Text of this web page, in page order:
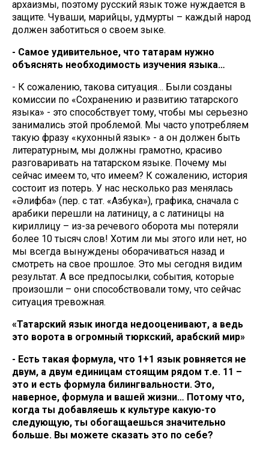
архаизмы, поэтому русский язык тоже нуждается в
защите. Чуваши, марийцы, удмурты – каждый народ
должен заботиться о своем зыке.
- Самое удивительное, что татарам нужно
объяснять необходимость изучения языка…
- К сожалению, такова ситуация… Были созданы
комиссии по «Сохранению и развитию татарского
языка» - это способствует тому, чтобы мы серьезно
занимались этой проблемой. Мы часто употребляем
такую фразу «кухонный язык» - а он должен быть
литературным, мы должны грамотно, красиво
разговаривать на татарском языке. Почему мы
сейчас имеем то, что имеем? К сожалению, история
состоит из потерь. У нас несколько раз менялась
«Әлифба» (пер. с тат. «Азбука»), графика, сначала с
арабики перешли на латиницу, а с латиницы на
кириллицу – из-за речевого оборота мы потеряли
более 10 тысяч слов! Хотим ли мы этого или нет, но
мы всегда вынуждены оборачиваться назад и
смотреть на свое прошлое. Это мы сегодня видим
результат. А все предпосылки, события, которые
произошли – они способствовали тому, что сейчас
ситуация тревожная.
«Татарский язык иногда недооценивают, а ведь
это ворота в огромный тюркский, арабский мир»
- Есть такая формула, что 1+1 язык ровняется не
двум, а двум единицам стоящим рядом т.е. 11 –
это и есть формула билингвальности. Это,
наверное, формула и вашей жизни… Потому что,
когда ты добавляешь к культуре какую-то
следующую, ты обогащаешься значительно
больше. Вы можете сказать это по себе?